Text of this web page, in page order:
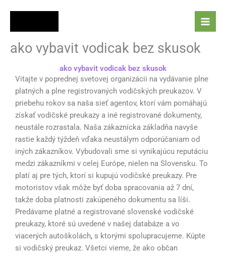
content
ako vybavit vodicak bez skusok
ako vybavit vodicak bez skusok
Vitajte v poprednej svetovej organizácii na vydávanie plne
platných a plne registrovaných vodičských preukazov. V
priebehu rokov sa naša sieť agentov, ktorí vám pomáhajú
získať vodičské preukazy a iné registrované dokumenty,
neustále rozrastala. Naša zákaznícka základňa navyše
rastie každý týždeň vďaka neustálym odporúčaniam od
iných zákazníkov. Vybudovali sme si vynikajúcu reputáciu
medzi zákazníkmi v celej Európe, nielen na Slovensku. To
platí aj pre tých, ktorí si kupujú vodičské preukazy. Pre
motoristov však môže byť doba spracovania až 7 dní,
takže doba platnosti zakúpeného dokumentu sa líši.
Predávame platné a registrované slovenské vodičské
preukazy, ktoré sú uvedené v našej databáze a vo
viacerých autoškolách, s ktorými spolupracujeme. Kúpte
si vodičský preukaz. Všetci vieme, že ako občan